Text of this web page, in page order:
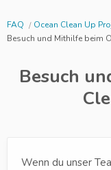
FAQ
Ocean Clean Up
Besuch und Mithilfe beim
Besuch
Wenn du unser